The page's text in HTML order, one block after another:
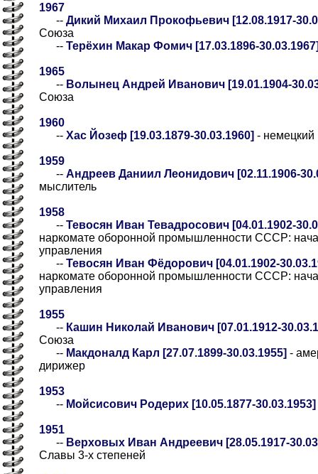
1967
-- Дикий Михаил Прокофьевич [12.08.1917-
Союза
-- Терёхин Макар Фомич [17.03.1896-
1965
-- Волынец Андрей Иванович [19.01.1904-
Союза
1960
-- Хас Йозеф [19.03.1879-30.03.1960] - немецкий
1959
-- Андреев Даниил Леонидович [02.11.1906-
мыслитель
1958
-- Тевосян Иван Тевадросович [04.01.1902-
наркомате оборонной промышленности СССР:
управления
-- Тевосян Иван Фёдорович [04.01.1902-
наркомате оборонной промышленности СССР:
управления
1955
-- Кашин Николай Иванович [07.01.1912-
Союза
-- Макдоналд Карл [27.07.1899-30.03.1955] -
дирижер
1953
-- Мойсисович Родерих [10.05.1877-30.03.1953]
1951
-- Верховых Иван Андреевич [28.05.1917-
Славы 3-х степеней